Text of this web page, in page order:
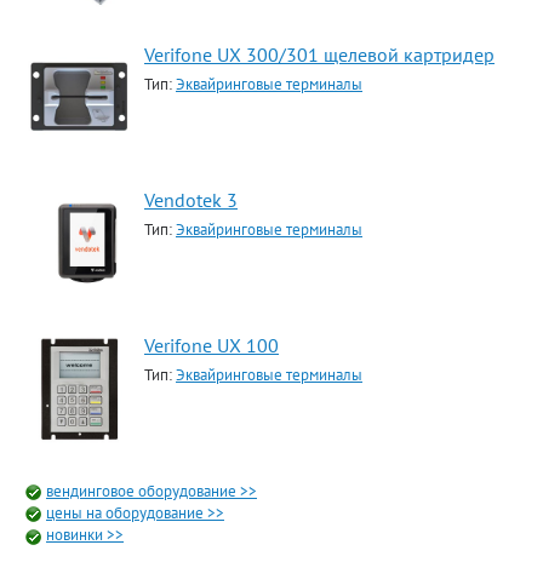
Verifone UX 300/301 щелевой картридер
Тип:Эквайринговые терминалы
Vendotek 3
Тип:Эквайринговые терминалы
Verifone UX 100
Тип:Эквайринговые терминалы
вендинговое оборудование >>
цены на оборудование >>
новинки >>